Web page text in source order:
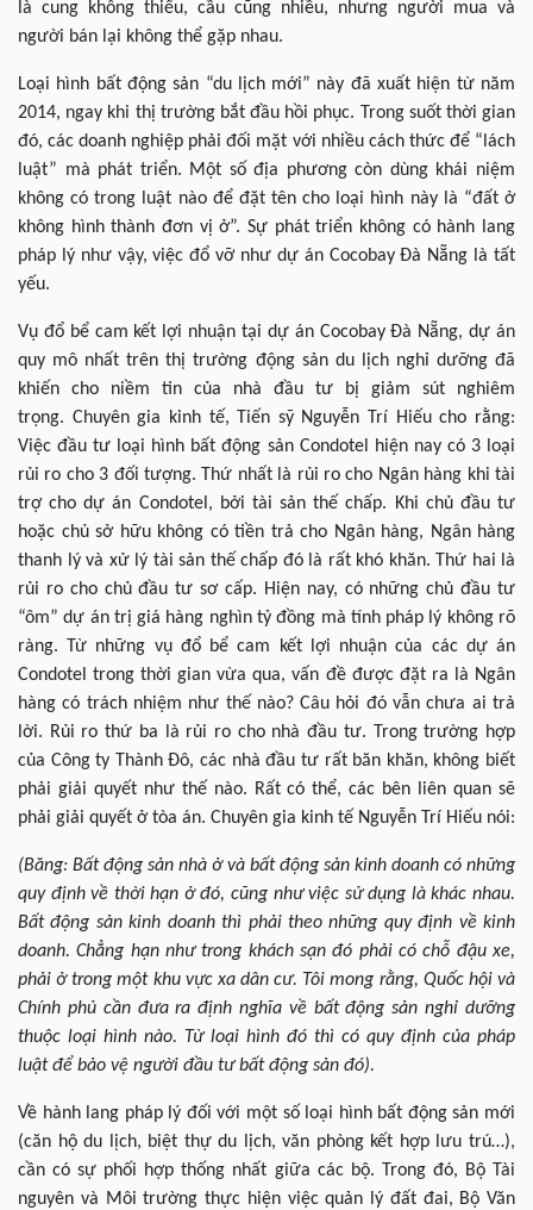
là cung không thiếu, cầu cũng nhiều, nhưng người mua và
người bán lại không thể gặp nhau.
Loại hình bất động sản “du lịch mới” này đã xuất hiện từ năm
2014, ngay khi thị trường bắt đầu hồi phục. Trong suốt thời gian
đó, các doanh nghiệp phải đối mặt với nhiều cách thức để “lách
luật” mà phát triển. Một số địa phương còn dùng khái niệm
không có trong luật nào để đặt tên cho loại hình này là “đất ở
không hình thành đơn vị ở”. Sự phát triển không có hành lang
pháp lý như vậy, việc đổ vỡ như dự án Cocobay Đà Nẵng là tất
yếu.
Vụ đổ bể cam kết lợi nhuận tại dự án Cocobay Đà Nẵng, dự án
quy mô nhất trên thị trường động sản du lịch nghỉ dưỡng đã
khiến cho niềm tin của nhà đầu tư bị giảm sút nghiêm
trọng. Chuyên gia kinh tế, Tiến sỹ Nguyễn Trí Hiếu cho rằng:
Việc đầu tư loại hình bất động sản Condotel hiện nay có 3 loại
rủi ro cho 3 đối tượng. Thứ nhất là rủi ro cho Ngân hàng khi tài
trợ cho dự án Condotel, bởi tài sản thế chấp. Khi chủ đầu tư
hoặc chủ sở hữu không có tiền trả cho Ngân hàng, Ngân hàng
thanh lý và xử lý tài sản thế chấp đó là rất khó khăn. Thứ hai là
rủi ro cho chủ đầu tư sơ cấp. Hiện nay, có những chủ đầu tư
“ôm” dự án trị giá hàng nghìn tỷ đồng mà tính pháp lý không rõ
ràng. Từ những vụ đổ bể cam kết lợi nhuận của các dự án
Condotel trong thời gian vừa qua, vấn đề được đặt ra là Ngân
hàng có trách nhiệm như thế nào? Câu hỏi đó vẫn chưa ai trả
lời. Rủi ro thứ ba là rủi ro cho nhà đầu tư. Trong trường hợp
của Công ty Thành Đô, các nhà đầu tư rất băn khăn, không biết
phải giải quyết như thế nào. Rất có thể, các bên liên quan sẽ
phải giải quyết ở tòa án. Chuyên gia kinh tế Nguyễn Trí Hiếu nói:
(Băng: Bất động sản nhà ở và bất động sản kinh doanh có những
quy định về thời hạn ở đó, cũng như việc sử dụng là khác nhau.
Bất động sản kinh doanh thì phải theo những quy định về kinh
doanh. Chẳng hạn như trong khách sạn đó phải có chỗ đậu xe,
phải ở trong một khu vực xa dân cư. Tôi mong rằng, Quốc hội và
Chính phủ cần đưa ra định nghĩa về bất động sản nghỉ dưỡng
thuộc loại hình nào. Từ loại hình đó thì có quy định của pháp
luật để bảo vệ người đầu tư bất động sản đó).
Về hành lang pháp lý đối với một số loại hình bất động sản mới
(căn hộ du lịch, biệt thự du lịch, văn phòng kết hợp lưu trú…),
cần có sự phối hợp thống nhất giữa các bộ. Trong đó, Bộ Tài
nguyên và Môi trường thực hiện việc quản lý đất đai, Bộ Văn